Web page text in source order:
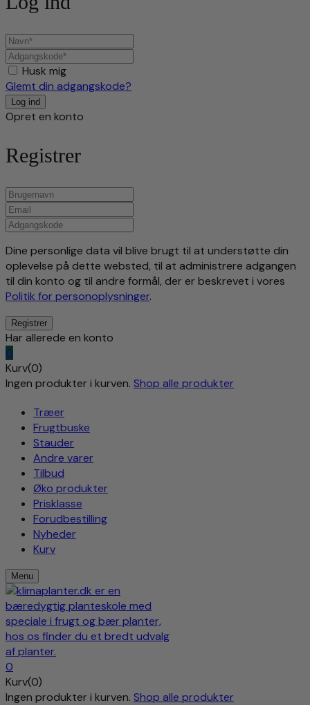
Husk mig
Glemt din adgangskode?
Opret en konto
Registrer
Dine personlige data vil blive brugt til at understøtte din
oplevelse på dette websted, til at administrere adgangen
til din konto og til andre formål, der er beskrevet i vores
Politik for personoplysninger.
Har allerede en konto
0
Kurv(0)
Ingen produkter i kurven. Shop alle produkter
Træer
Frugtbuske
Stauder
Andre varer
Tilbud
Øko produkter
Prisklasse
Forudbestilling
Nyheder
Kurv
Menu
0
Kurv(0)
Ingen produkter i kurven. Shop alle produkter